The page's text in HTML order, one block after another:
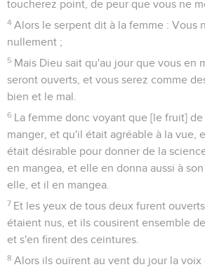
toucherez point, de peur que vous ne
4 Alors le serpent dit à la femme : Vous
nullement ;
5 Mais Dieu sait qu'au jour que vous en
seront ouverts, et vous serez comme
bien et le mal.
6 La femme donc voyant que [le fruit]
manger, et qu'il était agréable à la vue,
était désirable pour donner de la
en mangea, et elle en donna aussi à
elle, et il en mangea.
7 Et les yeux de tous deux furent
étaient nus, et ils cousirent ensemble
et s'en firent des ceintures.
8 Alors ils ouïrent au vent du jour la